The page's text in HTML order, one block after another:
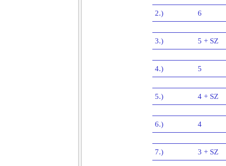
2.) 6
3.) 5 + SZ
4.) 5
5.) 4 + SZ
6.) 4
7.) 3 + SZ